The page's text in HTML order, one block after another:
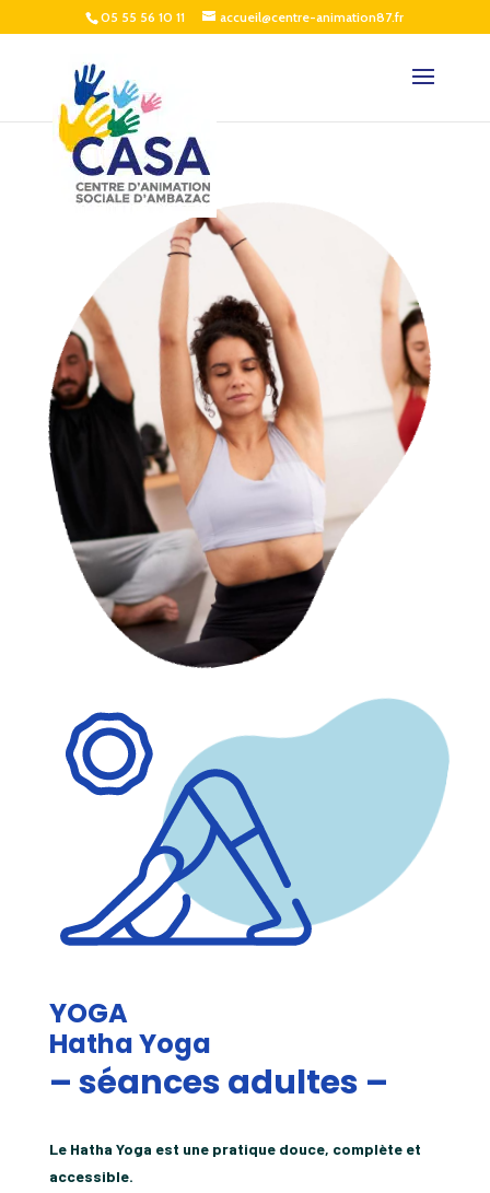
05 55 56 10 11 accueil@centre-animation87.fr
YOGA
Hatha Yoga
– séancesadultes –
Le Hatha Yoga est une pratique douce, complète et
accessible.